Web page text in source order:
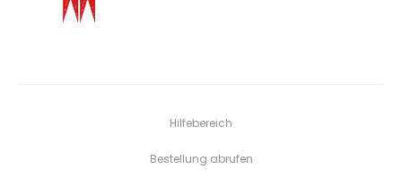
Hilfebereich
Bestellung abrufen